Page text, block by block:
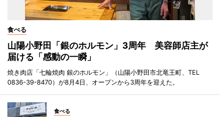
食べる
山陽小野田「銀のホルモン」3周年 美容師店主が
届ける「感動の一瞬」
焼き肉店「七輪焼肉 銀のホルモン」（山陽小野田市北竜王町、TEL
0836-39-8470）が8月4日、オープンから3周年を迎えた。
食べる